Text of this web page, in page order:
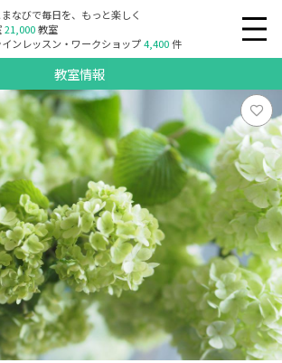
なびで毎日を、もっと楽しく
21,000教室
インレッスン・ワークショップ4,400件
教室情報